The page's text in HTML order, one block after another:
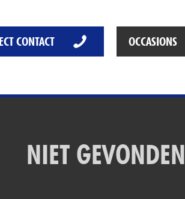
Het digitale tijdperk
De toekomst
CONTACT OCCASIONS
NIET GEVONDEN